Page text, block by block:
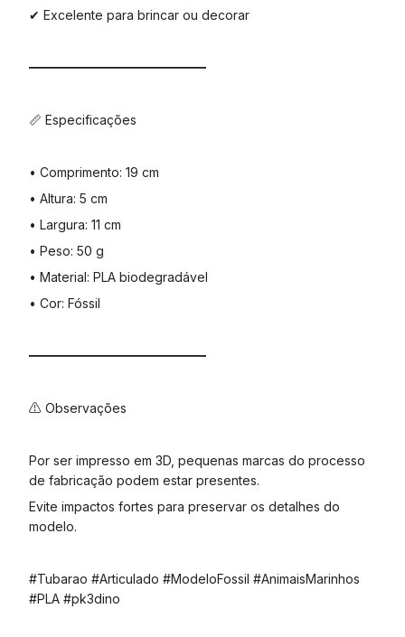
✔ Excelente para brincar ou decorar
━━━━━━━━━━━━━━
📏 Especificações
• Comprimento: 19 cm
• Altura: 5 cm
• Largura: 11 cm
• Peso: 50 g
• Material: PLA biodegradável
• Cor: Fóssil
━━━━━━━━━━━━━━
⚠ Observações
Por ser impresso em 3D, pequenas marcas do processo
de fabricação podem estar presentes.
Evite impactos fortes para preservar os detalhes do
modelo.
#Tubarao #Articulado #ModeloFossil #AnimaisMarinhos
#PLA #pk3dino